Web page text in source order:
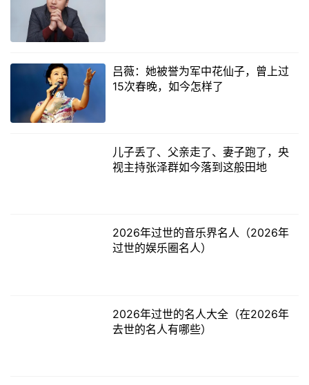
吕薇：她被誉为军中花仙子，曾上过
15次春晚，如今怎样了
儿子丢了、父亲走了、妻子跑了，央
视主持张泽群如今落到这般田地
2026年过世的音乐界名人（2026年
过世的娱乐圈名人）
2026年过世的名人大全（在2026年
去世的名人有哪些）